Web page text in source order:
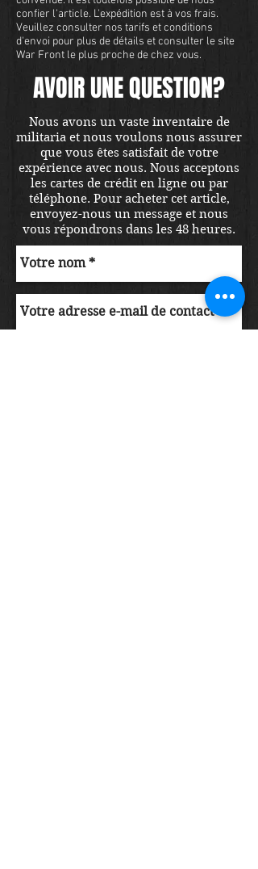
confier l'article. L'expédition est à vos frais.
Veuillez consulter nos tarifs et conditions
d'envoi pour plus de détails et consulter le site
War Front le plus proche de chez vous.
AVOIR UNE QUESTION?
Nous avons un vaste inventaire de
militaria et nous voulons nous assurer
que vous êtes satisfait de votre
expérience avec nous. Nous acceptons
les cartes de crédit en ligne ou par
téléphone. Pour acheter cet article,
envoyez-nous un message et nous
vous répondrons dans les 48 heures.